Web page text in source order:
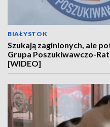
BIAŁYSTOK
Szukają zaginionych, ale
Grupa Poszukiwawczo-
[WIDEO]